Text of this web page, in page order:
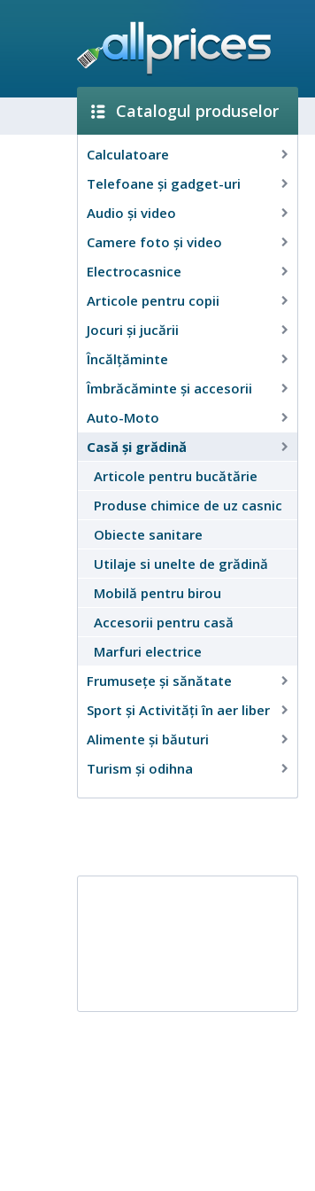
Catalogul produselor
Calculatoare
Telefoane și gadget-uri
Audio şi video
Camere foto şi video
Electrocasnice
Articole pentru copii
Jocuri şi jucării
Încălţăminte
Îmbrăcăminte şi accesorii
Auto-Moto
Casă şi grădină
Articole pentru bucătărie
Produse chimice de uz casnic
Obiecte sanitare
Utilaje si unelte de grădină
Mobilă pentru birou
Accesorii pentru casă
Marfuri electrice
Frumusețe și sănătate
Sport și Activități în aer liber
Alimente și băuturi
Turism și odihna